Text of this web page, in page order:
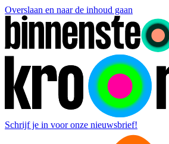
Overslaan en naar de inhoud gaan
Schrijf je in voor onze nieuwsbrief!